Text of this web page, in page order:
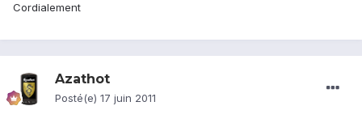
Cordialement
Azathot
Posté(e) 17 juin 2011